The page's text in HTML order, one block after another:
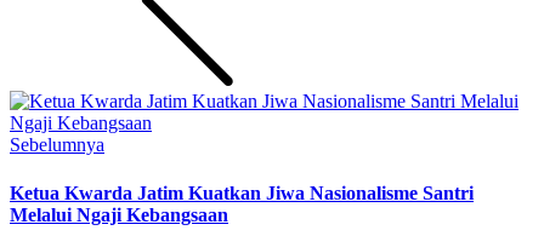
Sebelumnya
Ketua Kwarda Jatim Kuatkan Jiwa Nasionalisme Santri
Melalui Ngaji Kebangsaan